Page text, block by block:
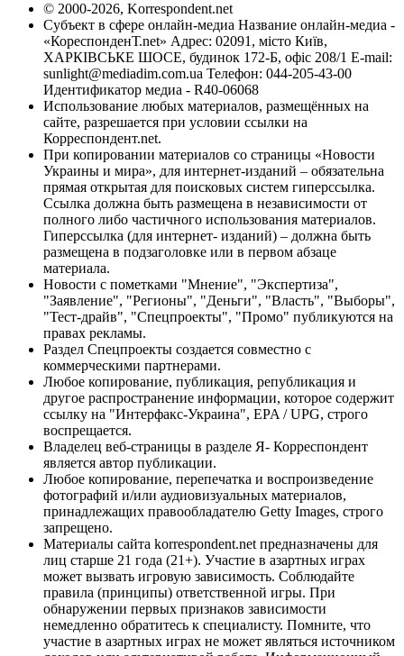
© 2000-2026, Korrespondent.net
Субъект в сфере онлайн-медиа Название онлайн-медиа -
«КореспонденТ.net» Адрес: 02091, місто Київ,
ХАРКІВСЬКЕ ШОСЕ, будинок 172-Б, офіс 208/1 E-mail:
sunlight@mediadim.com.ua Телефон: 044-205-43-00
Идентификатор медиа - R40-06068
Использование любых материалов, размещённых на
сайте, разрешается при условии ссылки на
Корреспондент.net.
При копировании материалов со страницы «Новости
Украины и мира», для интернет-изданий – обязательна
прямая открытая для поисковых систем гиперссылка.
Ссылка должна быть размещена в независимости от
полного либо частичного использования материалов.
Гиперссылка (для интернет- изданий) – должна быть
размещена в подзаголовке или в первом абзаце
материала.
Новости с пометками "Мнение", "Экспертиза",
"Заявление", "Регионы", "Деньги", "Власть", "Выборы",
"Тест-драйв", "Спецпроекты", "Промо" публикуются на
правах рекламы.
Раздел Спецпроекты создается совместно с
коммерческими партнерами.
Любое копирование, публикация, републикация и
другое распространение информации, которое содержит
ссылку на "Интерфакс-Украина", EPA / UPG, строго
воспрещается.
Владелец веб-страницы в разделе Я- Корреспондент
является автор публикации.
Любое копирование, перепечатка и воспроизведение
фотографий и/или аудиовизуальных материалов,
принадлежащих правообладателю Getty Images, строго
запрещено.
Материалы сайта korrespondent.net предназначены для
лиц старше 21 года (21+). Участие в азартных играх
может вызвать игровую зависимость. Соблюдайте
правила (принципы) ответственной игры. При
обнаружении первых признаков зависимости
немедленно обратитесь к специалисту. Помните, что
участие в азартных играх не может являться источником